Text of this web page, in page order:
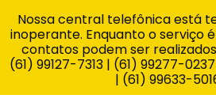
Nossa central telefônica está
inoperante. Enquanto o serviço
contatos podem ser
(61) 99127-7313 | (61) 99277-
| (61) 99633-